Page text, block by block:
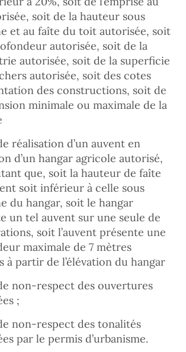
soit de la hauteur sous
et au faîte du toit autorisée, soit
autorisée, soit de la
autorisée, soit de la superficie
autorisée, soit des cotes
des constructions, soit de
minimale ou maximale de la
réalisation d’un auvent en
d’un hangar agricole autorisé,
que, soit la hauteur de faîte
soit inférieur à celle sous
du hangar, soit le hangar
un tel auvent sur une seule de
soit l’auvent présente une
maximale de 7 mètres
à partir de l’élévation du hangar
non-respect des ouvertures
;
non-respect des tonalités
par le permis d’urbanisme.